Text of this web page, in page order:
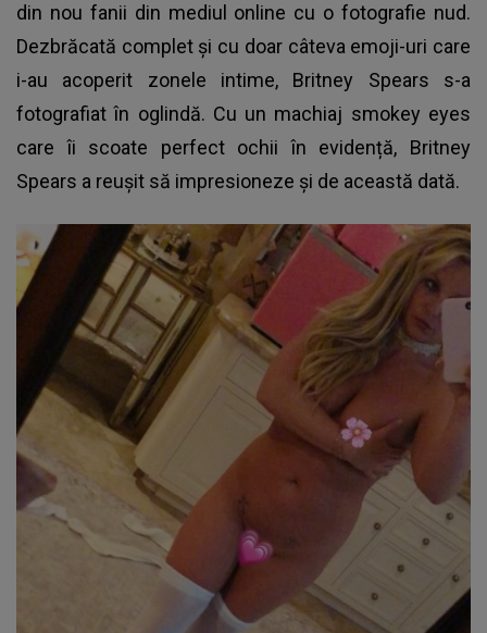
din nou fanii din mediul online cu o fotografie nud.
Dezbrăcată complet și cu doar câteva emoji-uri care
i-au acoperit zonele intime, Britney Spears s-a
fotografiat în oglindă. Cu un machiaj smokey eyes
care îi scoate perfect ochii în evidență, Britney
Spears a reușit să impresioneze și de această dată.